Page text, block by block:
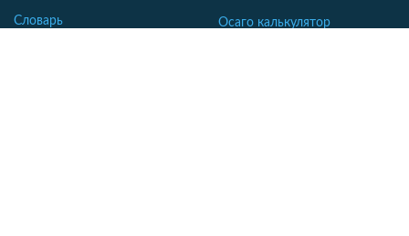
Словарь Осаго калькулятор